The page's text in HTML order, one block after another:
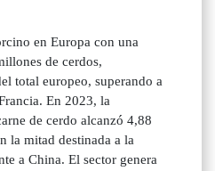
en Europa con una
de cerdos,
total europeo, superando a
En 2023, la
de cerdo alcanzó 4,88
la mitad destinada a la
a China. El sector genera